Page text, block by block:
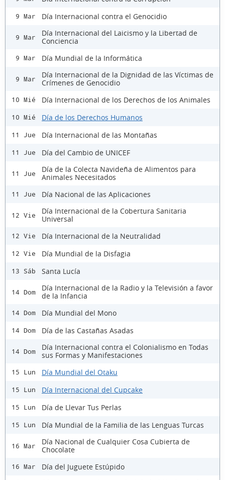
9 Mar Día Internacional contra el Genocidio
9 Mar
Día Internacional del Laicismo y la Libertad de
Conciencia
9 Mar Día Mundial de la Informática
9 Mar
Día Internacional de la Dignidad de las Víctimas de
Crímenes de Genocidio
10 Mié Día Internacional de los Derechos de los Animales
10 Mié Día de los Derechos Humanos
11 Jue Día Internacional de las Montañas
11 Jue Día del Cambio de UNICEF
11 Jue
Día de la Colecta Navideña de Alimentos para
Animales Necesitados
11 Jue Día Nacional de las Aplicaciones
12 Vie
Día Internacional de la Cobertura Sanitaria
Universal
12 Vie Día Internacional de la Neutralidad
12 Vie Día Mundial de la Disfagia
13 Sáb Santa Lucía
14 Dom
Día Internacional de la Radio y la Televisión a favor
de la Infancia
14 Dom Día Mundial del Mono
14 Dom Día de las Castañas Asadas
14 Dom
Día Internacional contra el Colonialismo en Todas
sus Formas y Manifestaciones
15 Lun Día Mundial del Otaku
15 Lun Día Internacional del Cupcake
15 Lun Día de Llevar Tus Perlas
15 Lun Día Mundial de la Familia de las Lenguas Turcas
16 Mar
Día Nacional de Cualquier Cosa Cubierta de
Chocolate
16 Mar Día del Juguete Estúpido